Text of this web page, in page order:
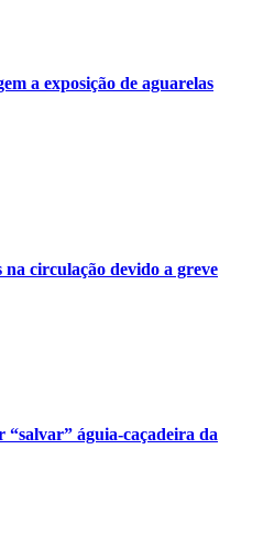
a exposição de aguarelas
circulação devido a greve
águia-caçadeira da